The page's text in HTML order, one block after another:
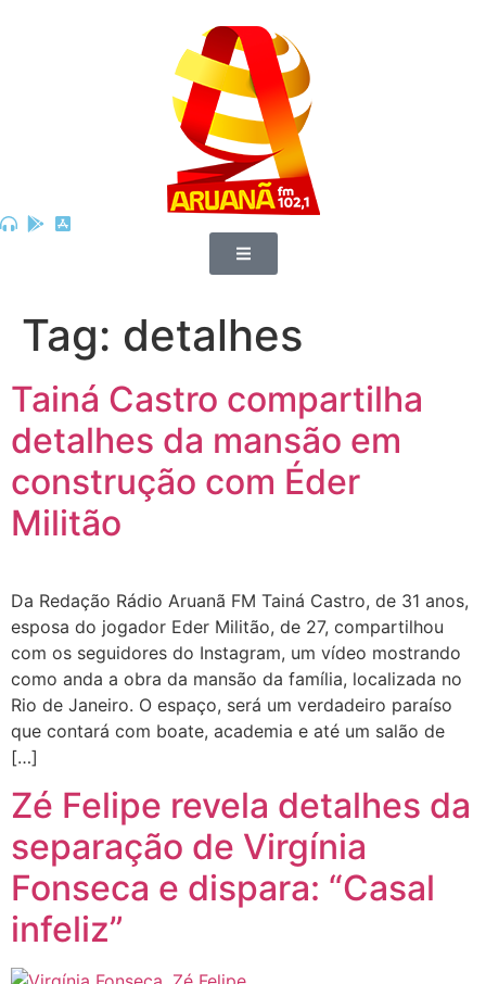
Tag: detalhes
Tainá Castro compartilha
detalhes da mansão em
construção com Éder
Militão
Da Redação Rádio Aruanã FM Tainá Castro, de 31 anos,
esposa do jogador Eder Militão, de 27, compartilhou
com os seguidores do Instagram, um vídeo mostrando
como anda a obra da mansão da família, localizada no
Rio de Janeiro. O espaço, será um verdadeiro paraíso
que contará com boate, academia e até um salão de
[…]
Zé Felipe revela detalhes da
separação de Virgínia
Fonseca e dispara: “Casal
infeliz”